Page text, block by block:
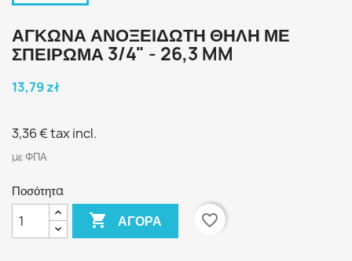
ΑΓΚΏΝΑ ΑΝΟΞΕΊΔΩΤΗ ΘΗΛΉ ΜΕ
ΣΠΕΊΡΩΜΑ 3/4" - 26,3 MM
13,79 zł
3,36 €tax incl.
με ΦΠΑ
Ποσότητα
 ΑΓΟΡΆ favorite_border